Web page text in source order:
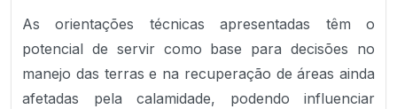
As orientações técnicas apresentadas têm o
potencial de servir como base para decisões no
manejo das terras e na recuperação de áreas ainda
afetadas pela calamidade, podendo influenciar